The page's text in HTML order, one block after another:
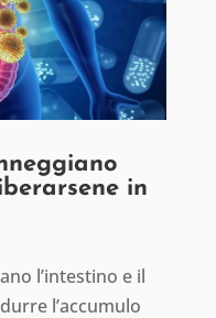
in
l’intestino e il
l’accumulo